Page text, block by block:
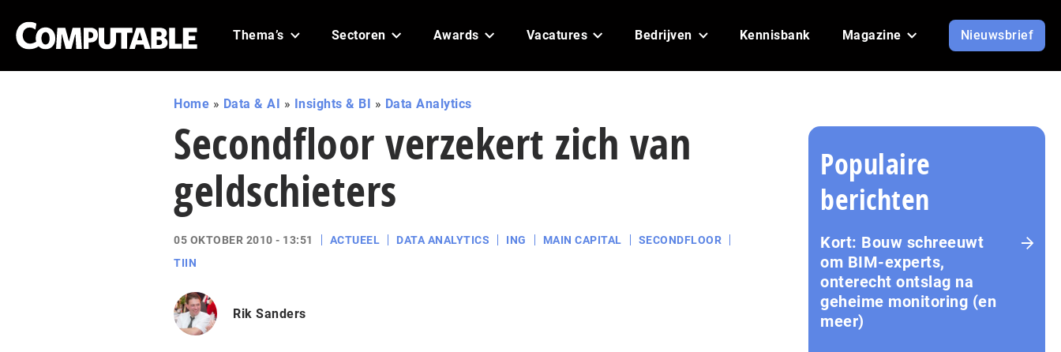
Thema’s Sectoren Awards Vacatures Bedrijven Kennisbank Magazine Nieuwsbrief
Home » Data & AI » Insights & BI » Data Analytics
Secondfloor verzekert zich van
geldschieters
05 OKTOBER 2010 - 13:51 ACTUEEL DATA ANALYTICS ING MAIN CAPITAL
SECONDFLOOR
TIIN
Rik Sanders
Populaire
berichten
Kort: Bouw schreeuwt
om BIM-experts,
onterecht ontslag na
geheime monitoring (en
meer)